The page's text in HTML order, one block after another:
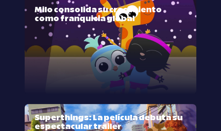
Milo consolida su crecimiento
como franquicia global
Superthings: La película debuta su
espectacular trailer